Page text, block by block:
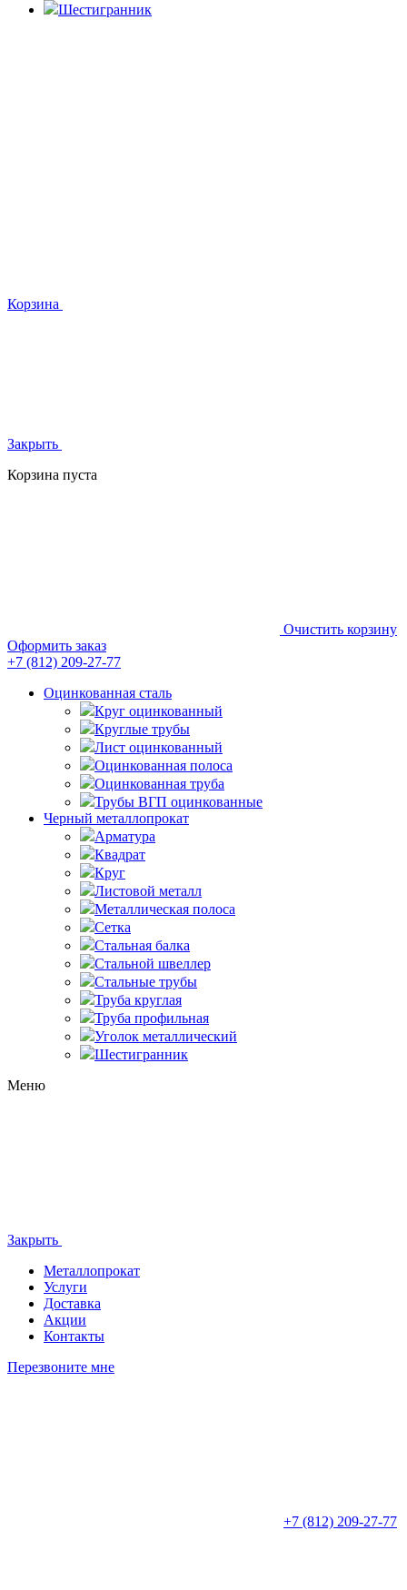
Шестигранник
Корзина
Закрыть
Корзина пуста
Очистить корзину
Оформить заказ
+7 (812) 209-27-77
Оцинкованная сталь
Круг оцинкованный
Круглые трубы
Лист оцинкованный
Оцинкованная полоса
Оцинкованная труба
Трубы ВГП оцинкованные
Черный металлопрокат
Арматура
Квадрат
Круг
Листовой металл
Металлическая полоса
Сетка
Стальная балка
Стальной швеллер
Стальные трубы
Труба круглая
Труба профильная
Уголок металлический
Шестигранник
Меню
Закрыть
Металлопрокат
Услуги
Доставка
Акции
Контакты
Перезвоните мне
+7 (812) 209-27-77